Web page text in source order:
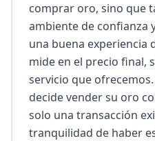
comprar oro, sino que
ambiente de confianza
una buena experiencia
mide en el precio final,
servicio que
decide vender su oro
solo una transacción
tranquilidad de haber